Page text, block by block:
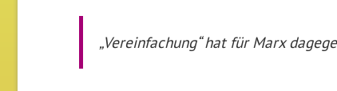
„Vereinfachung“ hat für Marx